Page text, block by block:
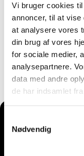
Vi bruger cookies
annoncer, til at
at analysere vores
din brug af vores
for sociale medier,
analysepartnere.
data med andre
de har indsamlet
Nødvendig
Du vil